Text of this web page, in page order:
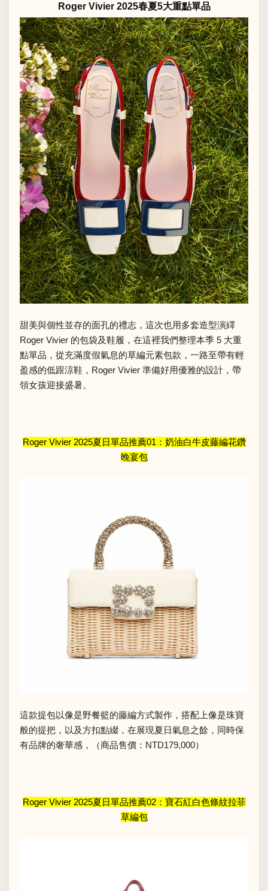
Roger Vivier 2025春夏5大重點單品
甜美與個性並存的面孔的禮志，這次也用多套造型演繹
Roger Vivier 的包袋及鞋履，在這裡我們整理本季 5 大重
點單品，從充滿度假氣息的草編元素包款，一路至帶有輕
盈感的低跟涼鞋，Roger Vivier 準備好用優雅的設計，帶
領女孩迎接盛暑。
Roger Vivier 2025夏日單品推薦01：奶油白牛皮藤編花鑽
晚宴包
這款提包以像是野餐籃的藤編方式製作，搭配上像是珠寶
般的提把，以及方扣點綴，在展現夏日氣息之餘，同時保
有品牌的奢華感，（商品售價：NTD179,000）
Roger Vivier 2025夏日單品推薦02：寶石紅白色條紋拉菲
草編包